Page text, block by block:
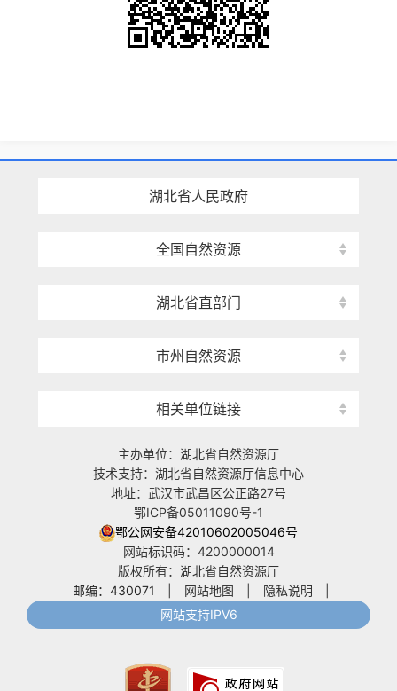
湖北省人民政府
全国自然资源
湖北省直部门
市州自然资源
相关单位链接
主办单位：湖北省自然资源厅
技术支持：湖北省自然资源厅信息中心
地址：武汉市武昌区公正路27号
鄂ICP备05011090号-1
鄂公网安备42010602005046号
网站标识码：4200000014
版权所有：湖北省自然资源厅
邮编：430071
网站地图 隐私说明
网站支持IPV6